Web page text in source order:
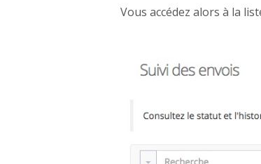
Vous accédez alors à la